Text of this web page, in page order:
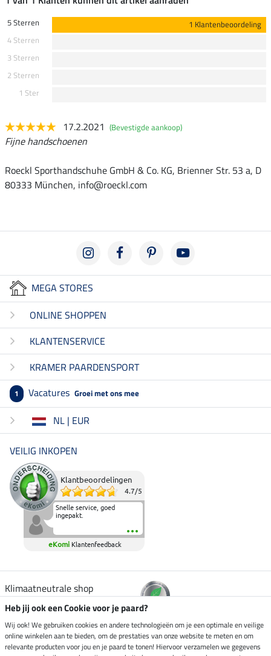
5 Sterren
1 Klantenbeoordeling
4 Sterren
3 Sterren
2 Sterren
1 Ster
17.2.2021 (Bevestigde aankoop)
Fijne handschoenen
Roeckl Sporthandschuhe GmbH & Co. KG, Brienner Str. 53 a, D
80333 München, info@roeckl.com
MEGA STORES
ONLINE SHOPPEN
KLANTENSERVICE
KRAMER PAARDENSPORT
1 Vacatures Groei met ons mee
NL | EUR
VEILIG INKOPEN
Klantbeoordelingen
4.7/5
Snelle service, goed
ingepakt.
eKomi Klantenfeedback
Klimaatneutrale shop
Verzending per
Heb jij ook een Cookie voor je paard?
Wij ook! We gebruiken cookies en andere technologieën om je een optimale en veilige
online winkelen aan te bieden, om de prestaties van onze website te meten en om
relevante producten voor jou en je paard te tonen! Hiervoor verzamelen we gegevens